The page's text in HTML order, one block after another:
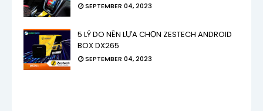
SEPTEMBER 04, 2023
5 LÝ DO NÊN LỰA CHỌN ZESTECH ANDROID
BOX DX265
SEPTEMBER 04, 2023